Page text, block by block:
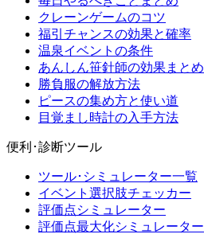
クレーンゲームのコツ
福引チャンスの効果と確率
温泉イベントの条件
あんしん笹針師の効果まとめ
勝負服の解放方法
ピースの集め方と使い道
目覚まし時計の入手方法
便利･診断ツール
ツール･シミュレーター一覧
イベント選択肢チェッカー
評価点シミュレーター
評価点最大化シミュレーター